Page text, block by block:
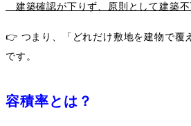
建築確認が下りず、原則として建築不
👉 つまり、「どれだけ敷地を建物で覆
です。
容積率とは？